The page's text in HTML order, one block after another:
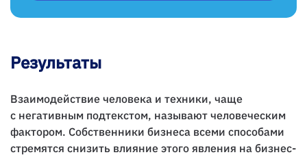
Результаты
Взаимодействие человека и техники, чаще
с негативным подтекстом, называют человеческим
фактором. Собственники бизнеса всеми способами
стремятся снизить влияние этого явления на бизнес-